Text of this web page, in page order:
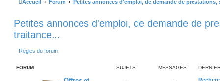
Accueil Forum Petites annonces d'emploi, de demande de prestations,
Petites annonces d'emploi, de demande de
traitance...
Règles du forum
FORUM SUJETS MESSAGES